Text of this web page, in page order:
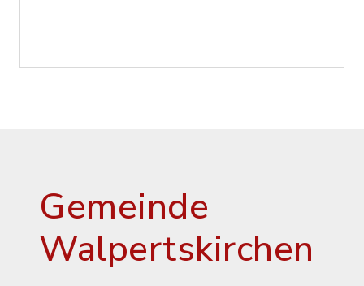
Gemeinde
Walpertskirchen